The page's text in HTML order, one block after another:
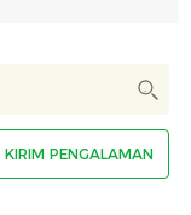
KIRIM PENGALAMAN